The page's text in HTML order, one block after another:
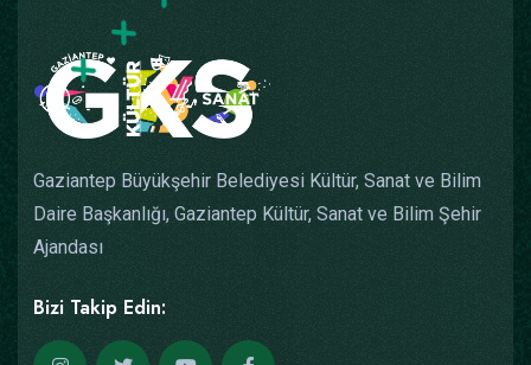
Gaziantep Büyükşehir Belediyesi Kültür, Sanat ve Bilim
Daire Başkanlığı, Gaziantep Kültür, Sanat ve Bilim Şehir
Ajandası
Bizi Takip Edin: